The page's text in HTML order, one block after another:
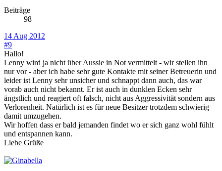
Beiträge
98
14 Aug 2012
#9
Hallo!
Lenny wird ja nicht über Aussie in Not vermittelt - wir stellen ihn
nur vor - aber ich habe sehr gute Kontakte mit seiner Betreuerin und
leider ist Lenny sehr unsicher und schnappt dann auch, das war
vorab auch nicht bekannt. Er ist auch in dunklen Ecken sehr
ängstlich und reagiert oft falsch, nicht aus Aggressivität sondern aus
Verlorenheit. Natürlich ist es für neue Besitzer trotzdem schwierig
damit umzugehen.
Wir hoffen dass er bald jemanden findet wo er sich ganz wohl fühlt
und entspannen kann.
Liebe Grüße